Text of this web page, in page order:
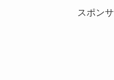
スポン